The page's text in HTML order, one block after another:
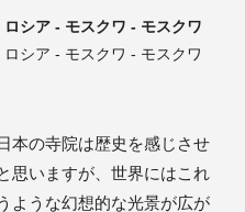
ロシア - モスクワ - モスクワ
ロシア - モスクワ - モスクワ
本の寺院は歴史を感じさせ
思いますが、世界にはこれ
ような幻想的な光景が広が